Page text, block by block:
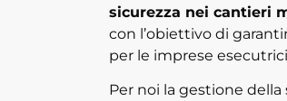
sicurezza nei cantieri
con l’obiettivo di
per le imprese
Per noi la gestione della